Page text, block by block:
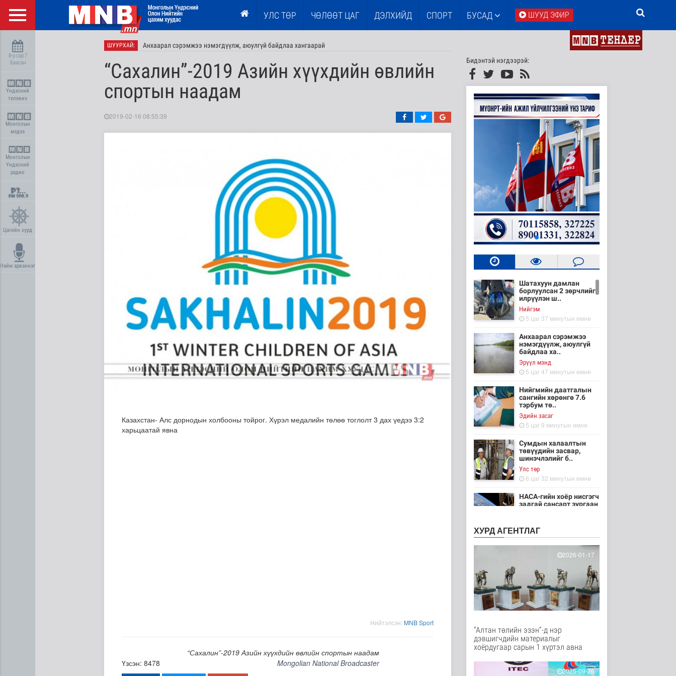
УЛС ТӨР ЧӨЛӨӨТ ЦАГ ДЭЛХИЙД СПОРТ БУСАД ШУУД ЭФИР
8-р сар 7
Баасан
Үндэсний
телевиз
Монголын
мэдээ
Монголын
Үндэсний
радио
Цагийн хүрд
Найм арваннэг
ШУУРХАЙ: Анхаарал сэрэмжээ нэмэгдүүлж, аюулгүй байдлаа хангаарай
Нийгмийн даатгалын сангийн хөрөнгө 7.6 тэрбум төгрөгөөр арвижлаа
“Сахалин”-2019 Азийн хүүхдийн өвлийн
спортын наадам
2019-02-16 08:55:39
Казахстан- Алс дорнодын холбооны тойрог. Хүрэл медалийн төлөө тоглолт 3 дах үедээ 3:2
харьцаатай явна
Нийтэлсэн: MNB Sport
“Сахалин”-2019 Азийн хүүхдийн өвлийн спортын наадам
Үзсэн: 8478
Mongolian National Broadcaster
Бидэнтэй нэгдээрэй:
Шатахуун дамлан
борлуулсан 2 зөрчлийг
илрүүлэн ш..
Нийгэм
5 цаг 37 минутын өмнө
Анхаарал сэрэмжээ
нэмэгдүүлж, аюулгүй
байдлаа ха..
Эрүүл мэнд
5 цаг 47 минутын өмнө
Нийгмийн даатгалын
сангийн хөрөнгө 7.6
тэрбум тө..
Эдийн засаг
5 цаг 9 минутын өмнө
Сумдын халаалтын
төвүүдийн засвар,
шинэчлэлийг б..
Улс төр
6 цаг 32 минутын өмнө
НАСА-гийн хоёр нисгэгч
задгай сансарт зургаан
6 цаг 47 минутын өмнө
хамгаалахын тулд
Канадын иргэд мод бэ..
Дэлхийд
6 цаг 53 минутын өмнө
ЦАГ АГААР:
Улаанбаатарт шөнөдөө
Байгаль орчин
6 цаг 13 минутын өмнө
зөрчлийг E-Mongolia
системээр да..
ХУРД АГЕНТЛАГ
2026-01-17
“Алтан төлийн эзэн”-д нэр
дэвшигчдийн материалыг
хоёрдугаар сарын 1 хүртэл авна
2025-09-26